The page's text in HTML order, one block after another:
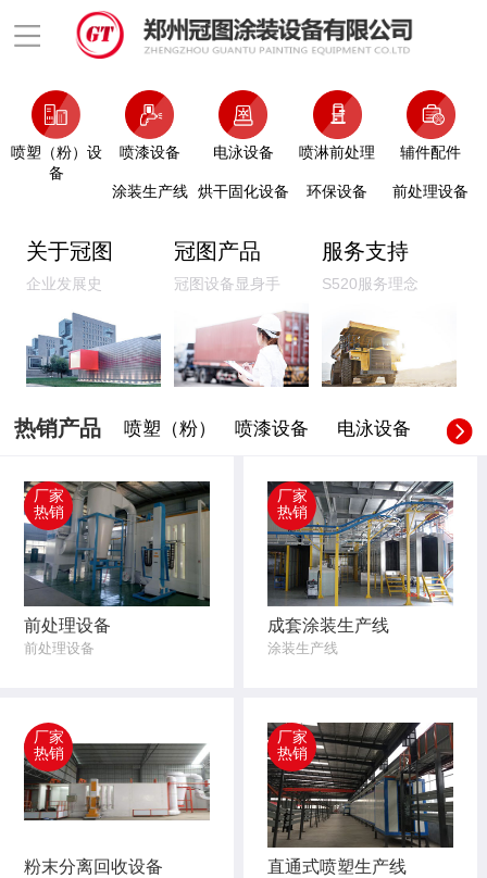
喷塑（粉）设
备
喷漆设备 电泳设备 喷淋前处理 辅件配件
涂装生产线 烘干固化设备 环保设备 前处理设备
关于冠图
企业发展史
冠图产品
冠图设备显身手
服务支持
S520服务理念
热销产品 喷塑（粉）
设备
喷漆设备 电泳设备 喷淋
厂家
热销
前处理设备
前处理设备
厂家
热销
成套涂装生产线
涂装生产线
厂家
热销
粉末分离回收设备
厂家
热销
直通式喷塑生产线